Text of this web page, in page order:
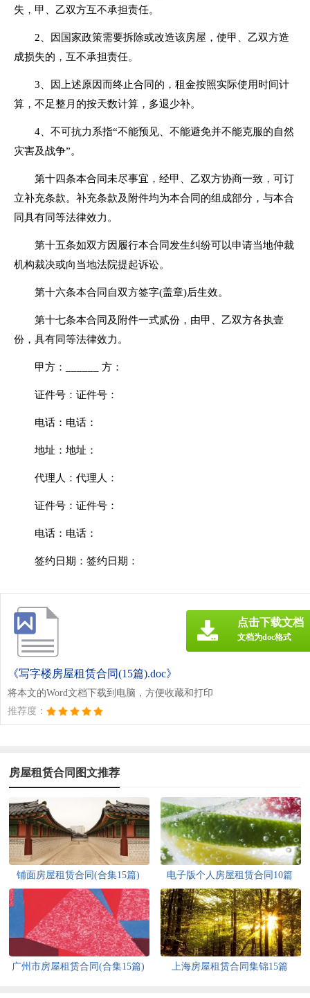
失，甲、乙双方互不承担责任。
2、因国家政策需要拆除或改造该房屋，使甲、乙双方造
成损失的，互不承担责任。
3、因上述原因而终止合同的，租金按照实际使用时间计
算，不足整月的按天数计算，多退少补。
4、不可抗力系指“不能预见、不能避免并不能克服的自然
灾害及战争”。
第十四条本合同未尽事宜，经甲、乙双方协商一致，可订
立补充条款。补充条款及附件均为本合同的组成部分，与本合
同具有同等法律效力。
第十五条如双方因履行本合同发生纠纷可以申请当地仲裁
机构裁决或向当地法院提起诉讼。
第十六条本合同自双方签字(盖章)后生效。
第十七条本合同及附件一式贰份，由甲、乙双方各执壹
份，具有同等法律效力。
甲方：______ 方：
证件号：证件号：
电话：电话：
地址：地址：
代理人：代理人：
证件号：证件号：
电话：电话：
签约日期：签约日期：
《写字楼房屋租赁合同(15篇).doc》
将本文的Word文档下载到电脑，方便收藏和打印
推荐度：
点击下载文档
文档为doc格式
房屋租赁合同图文推荐
铺面房屋租赁合同(合集15篇) 电子版个人房屋租赁合同10篇
广州市房屋租赁合同(合集15篇) 上海房屋租赁合同集锦15篇